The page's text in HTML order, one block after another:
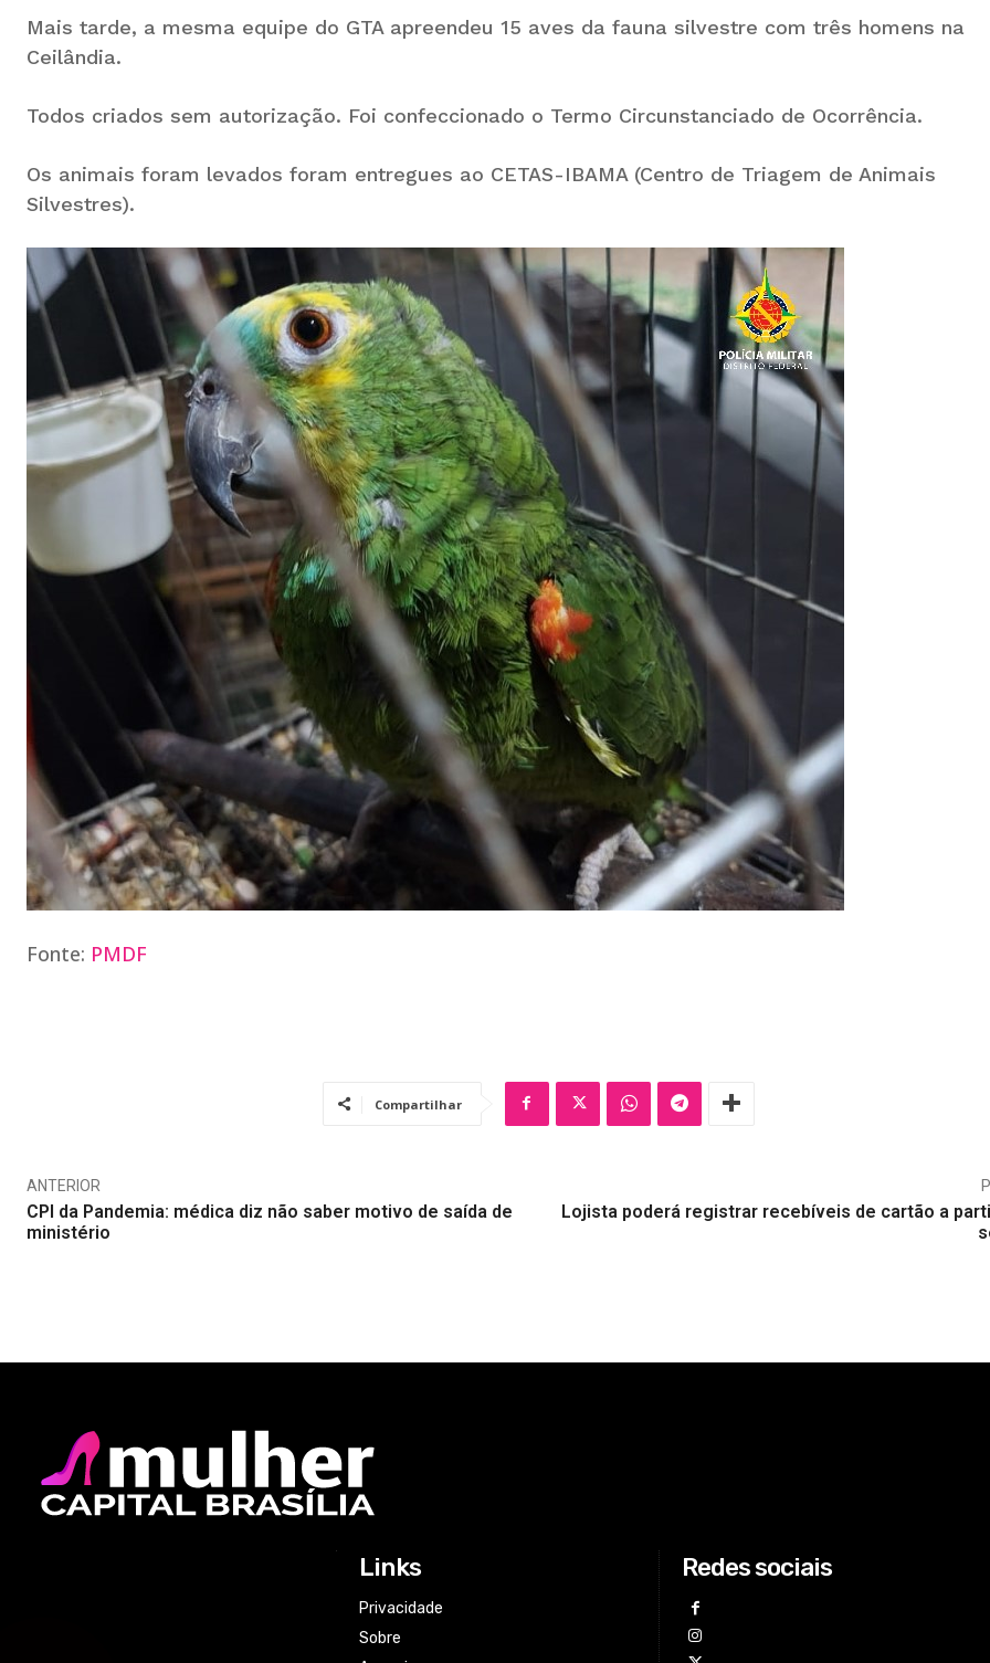
Mais tarde, a mesma equipe do GTA apreendeu 15 aves da fauna silvestre com três homens na
Ceilândia.
Todos criados sem autorização. Foi confeccionado o Termo Circunstanciado de Ocorrência.
Os animais foram levados foram entregues ao CETAS-IBAMA (Centro de Triagem de Animais
Silvestres).
Fonte: PMDF
Compartilhar
ANTERIOR
CPI da Pandemia: médica diz não saber motivo de saída de
ministério
Lojista poderá registrar recebíveis de cartão a
Links
Privacidade
Sobre
Redes sociais